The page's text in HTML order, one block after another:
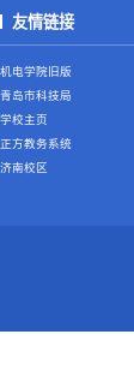
友情链接
机电学院旧版
青岛市科技局
学校主页
正方教务系统
济南校区